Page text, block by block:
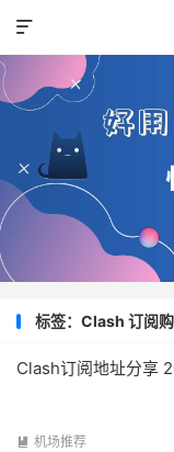

标签：Clash 订阅
Clash订阅地址分享
 机场推荐